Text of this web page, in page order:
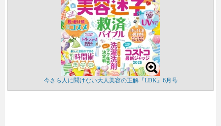
今さら人に聞けない大人美容の正解『LDK』6月号